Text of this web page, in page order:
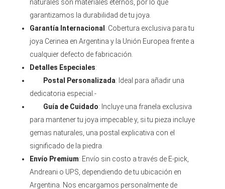
naturales son materiales eternos, por lo que
garantizamos la durabilidad de tu joya.
Garantía Internacional : Cobertura exclusiva para tu
joya Cerinea en Argentina y la Unión Europea frente a
cualquier defecto de fabricación.
Detalles Especiales:
Postal Personalizada: Ideal para añadir una
dedicatoria especial.-
Guía de Cuidado: Incluye una franela exclusiva
para mantener tu joya impecable y, si tu pieza incluye
gemas naturales, una postal explicativa con el
significado de la piedra.
Envío Premium: Envío sin costo a través de E-pick,
Andreani o UPS, dependiendo de tu ubicación en
Argentina. Nos encargamos personalmente de